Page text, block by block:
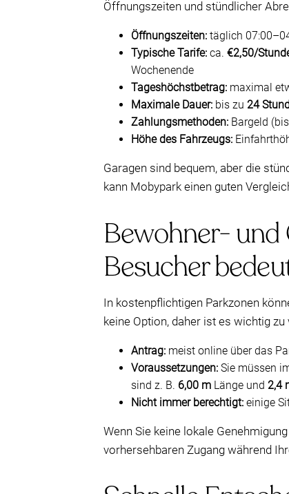
Öffnungszeiten und stündlicher
Öffnungszeiten: täglich
Typische Tarife: ca. €2,50/
Wochenende
Tageshöchstbetrag: maximal
Maximale Dauer: bis zu 24
Zahlungsmethoden: Bargeld
Höhe des Fahrzeugs:
Garagen sind bequem, aber die
kann Mobypark einen guten
Bewohner- und
Besucher
In kostenpflichtigen Parkzonen
keine Option, daher ist es wichtig
Antrag: meist online über das
Voraussetzungen: Sie müssen
sind z. B. 6,00 m Länge und 2,4
Nicht immer berechtigt: einige
Wenn Sie keine lokale
vorhersehbaren Zugang während